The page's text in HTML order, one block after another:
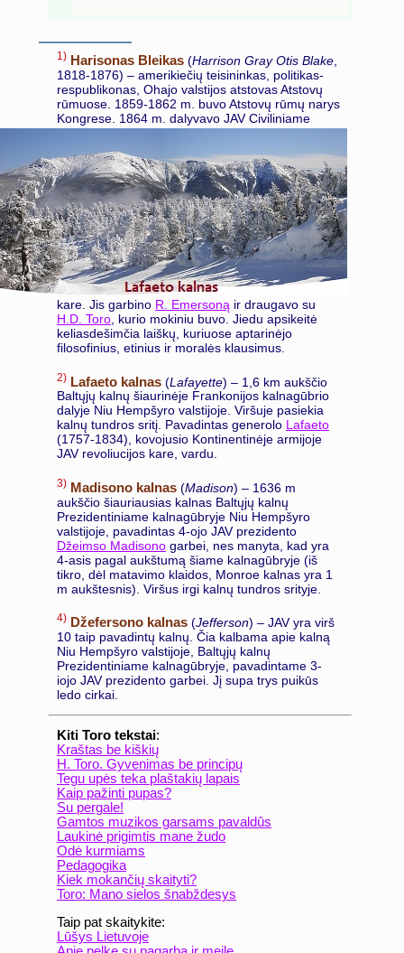
1) Harisonas Bleikas (Harrison Gray Otis Blake
1818-1876) – amerikiečių teisininkas, politikas-
respublikonas, Ohajo valstijos atstovas Atstovų
rūmuose. 1859-1862 m. buvo Atstovų rūmų narys
Kongrese. 1864 m. dalyvavo JAVCiviliniame
kare. Jis garbino R. Emersoną ir draugavo su
H.D. Toro , kurio mokiniu buvo. Jiedu apsikeitė
keliasdešimčia laiškų, kuriuose aptarinėjo
filosofinius, etinius ir moralės klausimus.
2) Lafaeto kalnas (Lafayette) – 1,6 km aukščio
Baltųjų kalnų šiaurinėje Frankonijos kalnagūbrio
dalyje Niu Hempšyro valstijoje. Viršuje pasiekia
kalnų tundros sritį. Pavadintas generolo Lafaeto
(1757-1834), kovojusio Kontinentinėje armijoje
JAV revoliucijos kare, vardu.
3) Madisono kalnas (Madison) – 1636 m
aukščio šiauriausias kalnas Baltųjų kalnų
Prezidentiniame kalnagūbryje Niu Hempšyro
valstijoje, pavadintas 4-ojo JAV prezidento
Džeimso Madisono garbei, nes manyta, kad yra
4-asis pagal aukštumą šiame kalnagūbryje (iš
tikro, dėl matavimo klaidos, Monroe kalnas yra 1
m aukštesnis). Viršus irgi kalnų tundros srityje.
4) Džefersono kalnas (Jefferson) – JAV yra virš
10 taip pavadintų kalnų. Čia kalbama apie kalną
Niu Hempšyro valstijoje, Baltųjų kalnų
Prezidentiniame kalnagūbryje, pavadintame 3-
iojo JAV prezidento garbei. Jį supa trys puikūs
ledo cirkai.
Kiti Toro tekstai:
Kraštas be kiškių
H. Toro. Gyvenimas be principų
Tegu upės teka plaštakių lapais
Kaip pažinti pupas?
Su pergale!
Gamtos muzikos garsams pavaldûs
Laukinė prigimtis mane žudo
Odė kurmiams
Pedagogika
Kiek mokančių skaityti?
Toro: Mano sielos šnabždesys
Taip pat skaitykite:
Lūšys Lietuvoje